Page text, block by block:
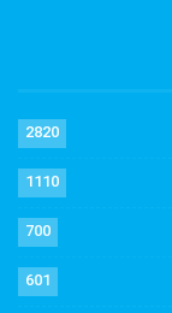
2820
1110
700
601